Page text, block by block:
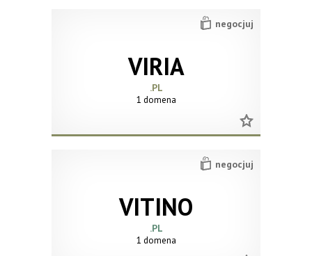
VIRIA
.PL
negocjuj
1 domena
VITINO
.PL
negocjuj
1 domena